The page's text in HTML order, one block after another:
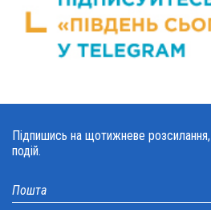
Підпишись на щотижневе
подій.